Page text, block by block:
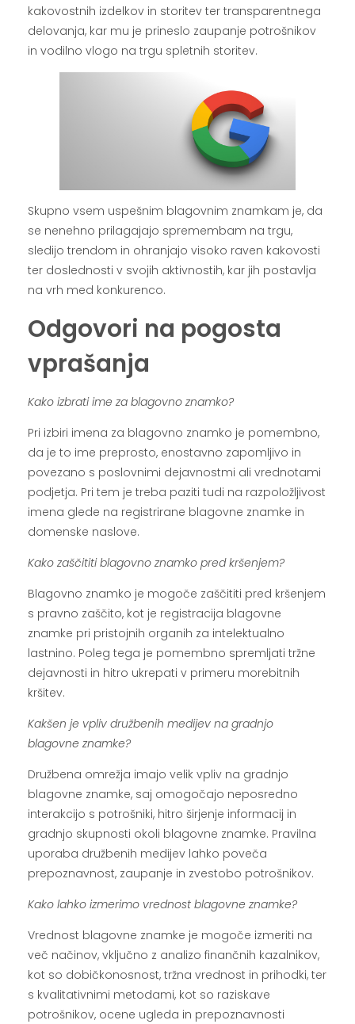
kakovostnih izdelkov in storitev ter transparentnega
delovanja, kar mu je prineslo zaupanje potrošnikov
in vodilno vlogo na trgu spletnih storitev.
Skupno vsem uspešnim blagovnim znamkam je, da
se nenehno prilagajajo spremembam na trgu,
sledijo trendom in ohranjajo visoko raven kakovosti
ter doslednosti v svojih aktivnostih, kar jih postavlja
na vrh med konkurenco.
Odgovori na pogosta
vprašanja
Kako izbrati ime za blagovno znamko?
Pri izbiri imena za blagovno znamko je pomembno,
da je to ime preprosto, enostavno zapomljivo in
povezano s poslovnimi dejavnostmi ali vrednotami
podjetja. Pri tem je treba paziti tudi na razpoložljivost
imena glede na registrirane blagovne znamke in
domenske naslove.
Kako zaščititi blagovno znamko pred kršenjem?
Blagovno znamko je mogoče zaščititi pred kršenjem
s pravno zaščito, kot je registracija blagovne
znamke pri pristojnih organih za intelektualno
lastnino. Poleg tega je pomembno spremljati tržne
dejavnosti in hitro ukrepati v primeru morebitnih
kršitev.
Kakšen je vpliv družbenih medijev na gradnjo
blagovne znamke?
Družbena omrežja imajo velik vpliv na gradnjo
blagovne znamke, saj omogočajo neposredno
interakcijo s potrošniki, hitro širjenje informacij in
gradnjo skupnosti okoli blagovne znamke. Pravilna
uporaba družbenih medijev lahko poveča
prepoznavnost, zaupanje in zvestobo potrošnikov.
Kako lahko izmerimo vrednost blagovne znamke?
Vrednost blagovne znamke je mogoče izmeriti na
več načinov, vključno z analizo finančnih kazalnikov,
kot so dobičkonosnost, tržna vrednost in prihodki, ter
s kvalitativnimi metodami, kot so raziskave
potrošnikov, ocene ugleda in prepoznavnosti